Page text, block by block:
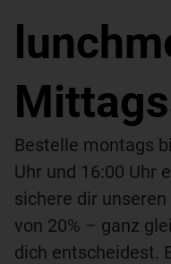
Bestelle montags
Uhr und 16:00 Uhr
sichere dir
von 20% – ganz
dich entscheidest.